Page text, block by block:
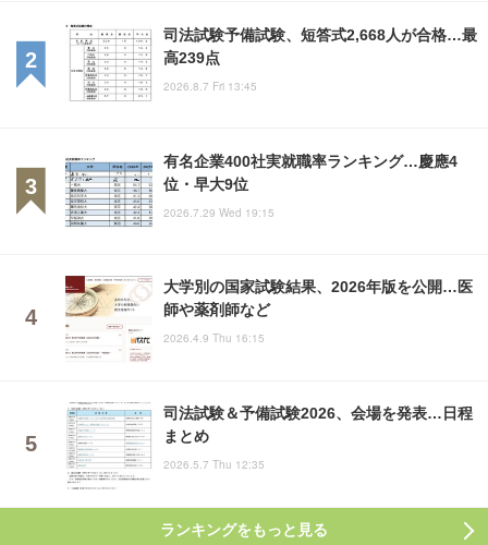
司法試験予備試験、短答式2,668人が合格…最
高239点
2026.8.7 Fri 13:45
有名企業400社実就職率ランキング…慶應4
位・早大9位
2026.7.29 Wed 19:15
大学別の国家試験結果、2026年版を公開…医
師や薬剤師など
2026.4.9 Thu 16:15
司法試験＆予備試験2026、会場を発表…日程
まとめ
2026.5.7 Thu 12:35
ランキングをもっと見る